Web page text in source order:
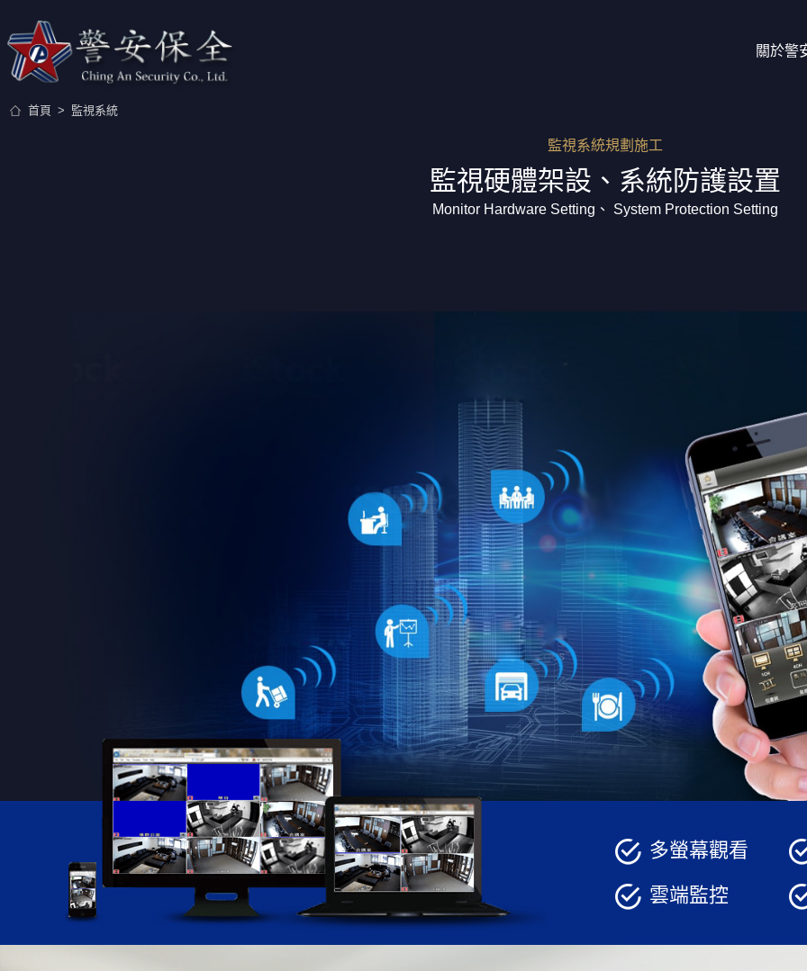
關於警
首頁 監視系統
監視系統規劃施工
監視硬體架設、系統防護設置
Monitor Hardware Setting、 System Protection Setting
多螢幕觀看
雲端監控
關於警安
公司介紹
監視系統
物業管理
客戶保全紀錄
最新消息
活動花絮